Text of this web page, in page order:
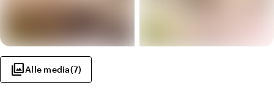
photo_libraryAlle media(7)